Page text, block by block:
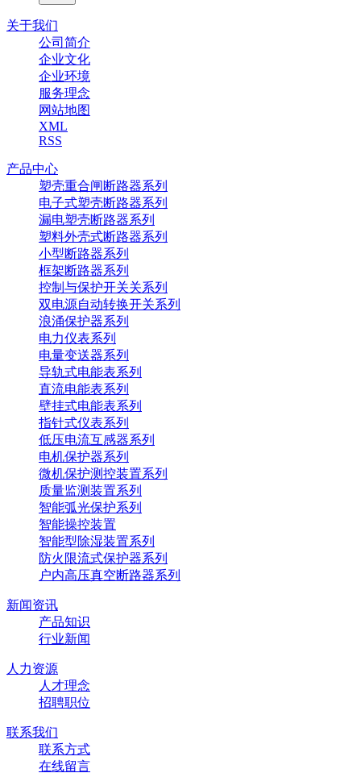
关于我们
公司简介
企业文化
企业环境
服务理念
网站地图
XML
RSS
产品中心
塑壳重合闸断路器系列
电子式塑壳断路器系列
漏电塑壳断路器系列
塑料外壳式断路器系列
小型断路器系列
框架断路器系列
控制与保护开关关系列
双电源自动转换开关系列
浪涌保护器系列
电力仪表系列
电量变送器系列
导轨式电能表系列
直流电能表系列
壁挂式电能表系列
指针式仪表系列
低压电流互感器系列
电机保护器系列
微机保护测控装置系列
质量监测装置系列
智能弧光保护系列
智能操控装置
智能型除湿装置系列
防火限流式保护器系列
户内高压真空断路器系列
新闻资讯
产品知识
行业新闻
人力资源
人才理念
招聘职位
联系我们
联系方式
在线留言